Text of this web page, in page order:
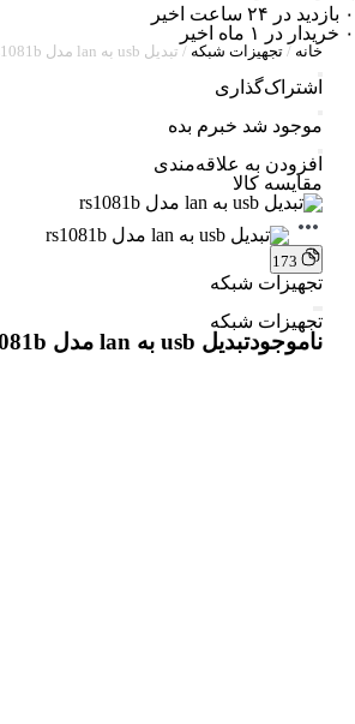
۰ بازدید در ۲۴ ساعت اخیر
۰ خریدار در ۱ ماه اخیر
خانه / تجهیزات شبکه / تبدیل usb به lan مدل rs1081b
اشتراک‌گذاری
موجود شد خبرم بده
افزودن به علاقه‌مندی
مقایسه کالا
173
تجهیزات شبکه
تجهیزات شبکه
ناموجودتبدیل usb به lan مدل rs1081b